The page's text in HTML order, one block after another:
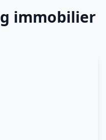
immobilier